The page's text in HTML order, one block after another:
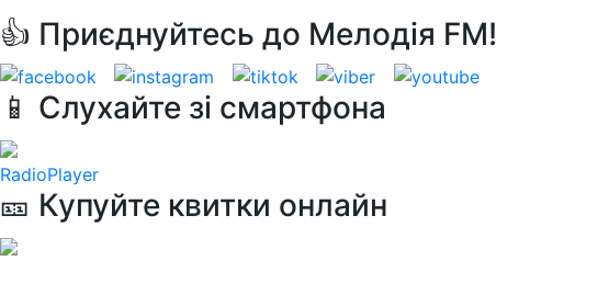
👍 Приєднуйтесь до Мелодія FM!
📱 Слухайте зі смартфона
RadioPlayer
🎫 Купуйте квитки онлайн